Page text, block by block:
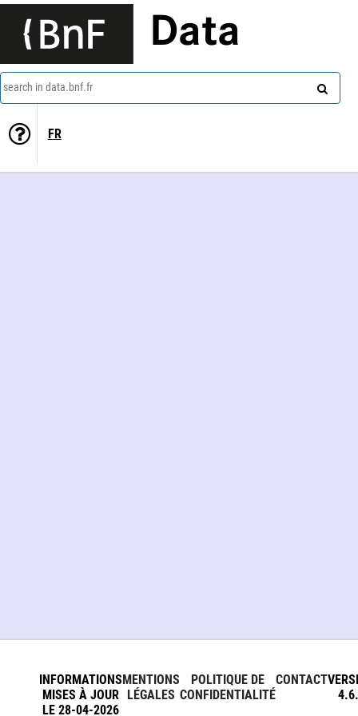
Data
search in data.bnf.fr
FR
INFORMATIONS
MISES À JOUR
LE 28-04-2026
MENTIONS
LÉGALES
POLITIQUE DE
CONFIDENTIALITÉ
CONTACT